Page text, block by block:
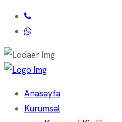
Anasayfa
Kurumsal